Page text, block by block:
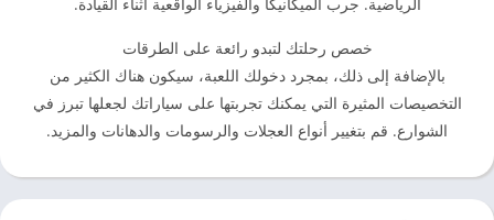
خصص رحلتك لتبدو رائعة على الطرقات
بالإضافة إلى ذلك، بمجرد دخولك اللعبة، سيكون هناك الكثير من
التخصيصات المثيرة التي يمكنك تجربتها على سياراتك لجعلها تبرز في
الشوارع. قم بتغيير أنواع العجلات والرسومات والدهانات والمزيد.